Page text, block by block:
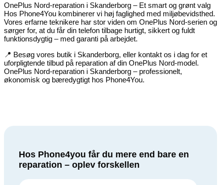
OnePlus Nord-reparation i Skanderborg – Et smart og grønt valg
Hos Phone4You kombinerer vi høj faglighed med miljøbevidsthed.
Vores erfarne teknikere har stor viden om OnePlus Nord-serien og
sørger for, at du får din telefon tilbage hurtigt, sikkert og fuldt
funktionsdygtig – med garanti på arbejdet.
📍 Besøg vores butik i Skanderborg, eller kontakt os i dag for et
uforpligtende tilbud på reparation af din OnePlus Nord-model.
OnePlus Nord-reparation i Skanderborg – professionelt,
økonomisk og bæredygtigt hos Phone4You.
Hos Phone4you får du mere end bare en
reparation – oplev forskellen